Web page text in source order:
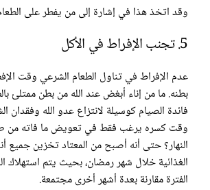
وقد اتخذ هذا في إشارة إلى من يفطر على
5. تجنب الإفراط في الأكل
عدم الإفراط في تناول الطعام الشرعي وقت
بطنه. ما من إناء أبغض عند الله من بطن ممتلئ
فائدة الصيام كوسيلة لانتزاع عدو الله وفقدان
وقت كسره يرغب فقط في تعويض ما فاته من
النهار؟ حتى أنه أصبح من المعتاد تخزين جميع
الغذائية خلال شهر رمضان، بحيث يتم استهلاك
الفترة مقارنة بعدة أشهر أخرى مجتمعة.